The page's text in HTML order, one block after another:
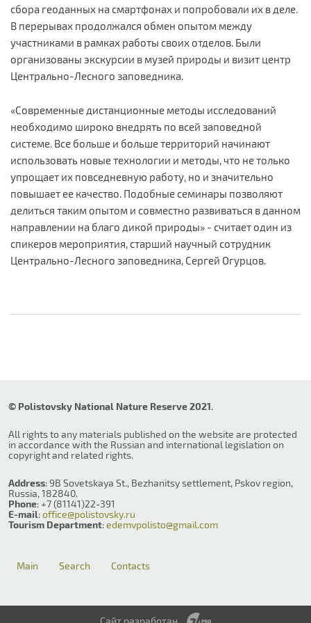
сбора геоданных на смартфонах и попробовали их в деле.
В перерывах продолжался обмен опытом между
участниками в рамках работы своих отделов. Были
организованы экскурсии в музей природы и визит центр
Центрально-Лесного заповедника.
«Современные дистанционные методы исследований
необходимо широко внедрять по всей заповедной
системе. Все больше и больше территорий начинают
использовать новые технологии и методы, что не только
упрощает их повседневную работу, но и значительно
повышает ее качество. Подобные семинары позволяют
делиться таким опытом и совместно развиваться в данном
направлении на благо дикой природы» - считает один из
спикеров мероприятия, старший научный сотрудник
Центрально-Лесного заповедника, Сергей Огурцов.
© Polistovsky National Nature Reserve 2021.
All rights to any materials published on the website are protected
in accordance with the Russian and international legislation on
copyright and related rights.
Address: 9B Sovetskaya St., Bezhanitsy settlement, Pskov region,
Russia, 182840.
Phone: +7 (81141)22-391
E-mail:office@polistovsky.ru
Tourism Department:edemvpolisto@gmail.com
Main Search Contacts
Сайт разработан